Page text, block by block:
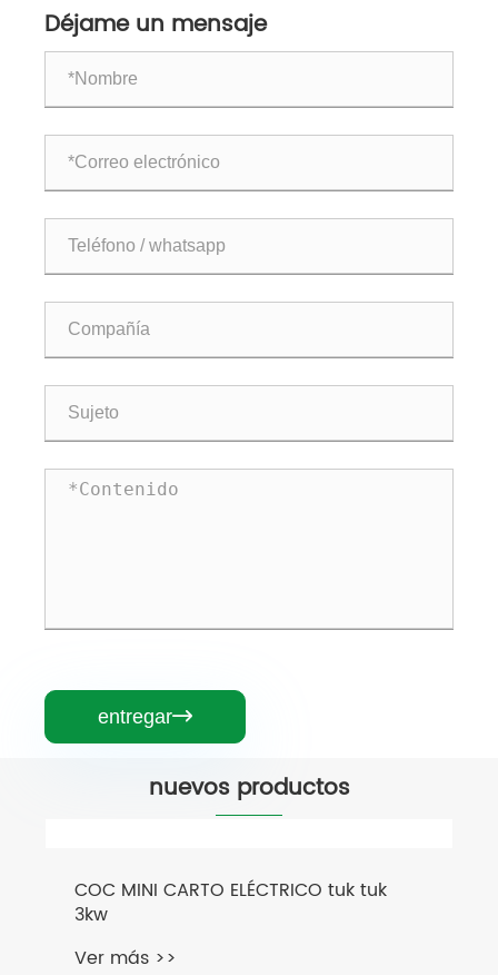
para los desplazamientos urbanos?
Déjame un mensaje
entregar
nuevos productos
COC MINI CARTO ELÉCTRICO tuk tuk
3kw
Ver más >>